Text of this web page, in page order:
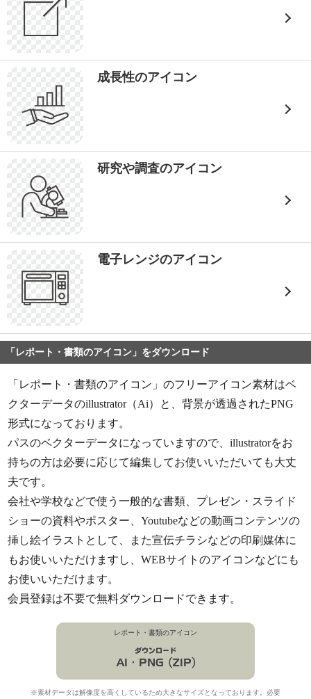
成長性のアイコン
研究や調査のアイコン
電子レンジのアイコン
「レポート・書類のアイコン」をダウンロード
「レポート・書類のアイコン」のフリーアイコン素材はベ
クターデータのillustrator（Ai）と、背景が透過されたPNG
形式になっております。
パスのベクターデータになっていますので、illustratorをお
持ちの方は必要に応じて編集してお使いいただいても大丈
夫です。
会社や学校などで使う一般的な書類、プレゼン・スライド
ショーの資料やポスター、Youtubeなどの動画コンテンツの
挿し絵イラストとして、また宣伝チラシなどの印刷媒体に
もお使いいただけますし、WEBサイトのアイコンなどにも
お使いいただけます。
会員登録は不要で無料ダウンロードできます。
レポート・書類のアイコン
※素材データは解像度を高くしているため大きなサイズとなっております。必要